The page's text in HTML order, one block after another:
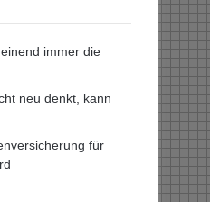
immer die
neu denkt, kann
für